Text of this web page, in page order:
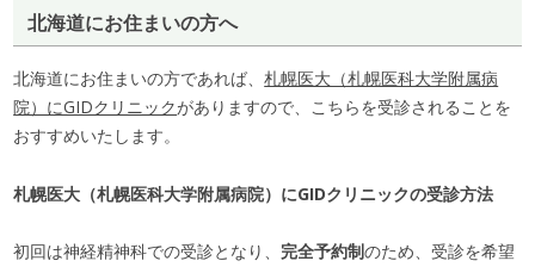
北海道にお住まいの方へ
北海道にお住まいの方であれば、札幌医大（札幌医科大学附属病
院）にGIDクリニックがありますので、こちらを受診されることを
おすすめいたします。
札幌医大（札幌医科大学附属病院）にGIDクリニックの受診方法
初回は神経精神科での受診となり、 完全予約制のため、受診を希望